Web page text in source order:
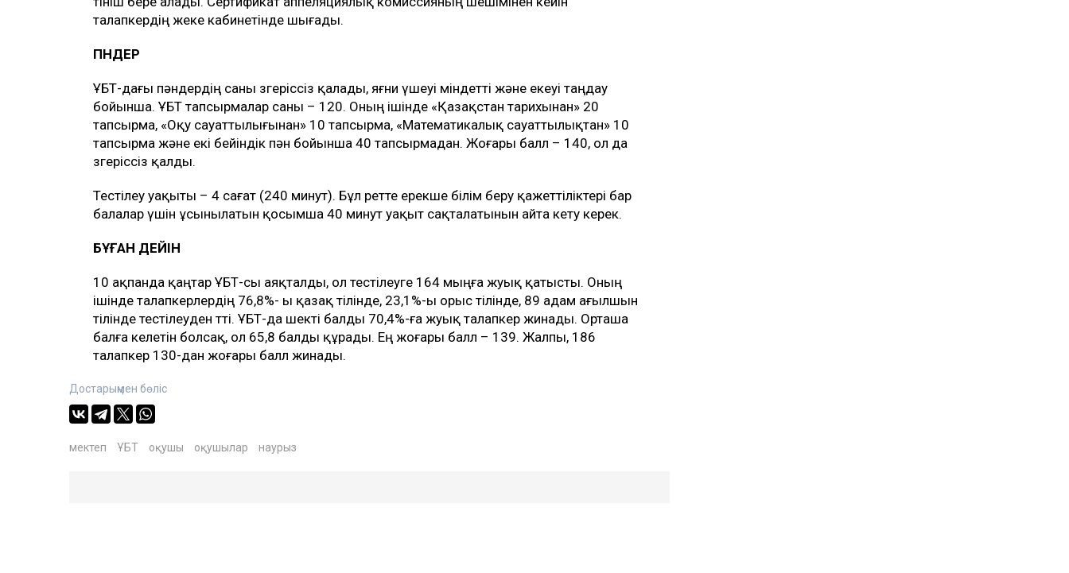
талапкердің жеке кабинетінде шығады.
ПӘНДЕР
ҰБТ-дағы пәндердің саны өзгеріссіз қалады, яғни үшеуі міндетті және екеуі таңдау
бойынша. ҰБТ тапсырмалар саны – 120. Оның ішінде «Қазақстан тарихынан» 20
тапсырма, «Оқу сауаттылығынан» 10 тапсырма, «Математикалық сауаттылықтан» 10
тапсырма және екі бейіндік пән бойынша 40 тапсырмадан. Жоғары балл – 140, ол да
өзгеріссіз қалды.
Тестілеу уақыты – 4 сағат (240 минут). Бұл ретте ерекше білім беру қажеттіліктері бар
балалар үшін ұсынылатын қосымша 40 минут уақыт сақталатынын айта кету керек.
БҰҒАН ДЕЙІН
10 ақпанда қаңтар ҰБТ-сы аяқталды, ол тестілеуге 164 мыңға жуық қатысты. Оның
ішінде талапкерлердің 76,8%- ы қазақ тілінде, 23,1%-ы орыс тілінде, 89 адам ағылшын
тілінде тестілеуден өтті. ҰБТ-да шекті балды 70,4%-ға жуық талапкер жинады. Орташа
балға келетін болсақ, ол 65,8 балды құрады. Ең жоғары балл – 139. Жалпы, 186
талапкер 130-дан жоғары балл жинады.
Достарыңмен бөліс
мектеп ҰБТ оқушы оқушылар наурыз